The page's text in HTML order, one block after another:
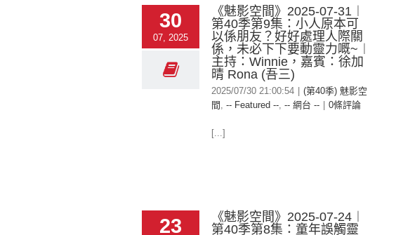
30
07, 2025
《魅影空間》2025-07-31︱
第40季第9集：小人原本可
以係朋友？好好處理人際關
係，未必下下要動靈力嘅~︱
主持：Winnie，嘉賓：徐加
晴 Rona (吾三)
2025/07/30 21:00:54
(第40季) 魅影空
間 , -- Featured --, -- 網台 -- 0條評論
[...]
23
《魅影空間》2025-07-24︱
第40季第8集：童年誤觸靈